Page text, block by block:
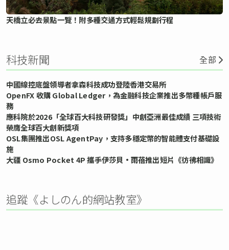
天橋立必去景點一覽！附多種交通方式輕鬆規劃行程
科技新聞 全部
中國線控底盤領導者拿森科技成功登陸香港交易所
OpenFX 收購 Global Ledger，為金融科技企業推出多幣種帳戶服
務
應科院於2026「全球百大科技研發獎」中創亞洲最佳成績 三項技術
榮膺全球百大創新獎項
OSL集團推出OSL AgentPay，支持多穩定幣的智能體支付基礎設
施
大疆 Osmo Pocket 4P 攜手伊莎貝•雨蓓推出短片《彷彿相識》
追蹤《よしのん的網站教室》